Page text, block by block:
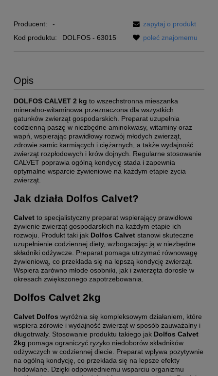
Producent:
-
Kod produktu:
DOLFOS - 63015
zapytaj o produkt
poleć znajomemu
Opis
DOLFOS CALVET 2 kg to wszechstronna mieszanka
mineralno-witaminowa przeznaczona dla wszystkich
gatunków zwierząt gospodarskich. Preparat uzupełnia
codzienną paszę w niezbędne aminokwasy, witaminy oraz
wapń, wspierając prawidłowy rozwój młodych zwierząt,
zdrowie samic karmiących i ciężarnych, a także wydajność
zwierząt rozpłodowych i krów dojnych. Regularne stosowanie
CALVET poprawia ogólną kondycję stada i zapewnia
optymalne wsparcie żywieniowe na każdym etapie życia
zwierząt.
Jak działa Dolfos Calvet?
Calvet to specjalistyczny preparat wspierający prawidłowe
żywienie zwierząt gospodarskich na każdym etapie ich
rozwoju. Produkt taki jak Dolfos Calvet stanowi skuteczne
uzupełnienie codziennej diety, wzbogacając ją w niezbędne
składniki odżywcze. Preparat pomaga utrzymać równowagę
żywieniową, co przekłada się na lepszą kondycję zwierząt.
Wspiera zarówno młode osobniki, jak i zwierzęta dorosłe w
okresach zwiększonego zapotrzebowania.
Dolfos Calvet 2kg
Calvet Dolfos wyróżnia się kompleksowym działaniem, które
wspiera zdrowie i wydajność zwierząt w sposób zauważalny i
długotrwały. Stosowanie produktu takiego jak Dolfos Calvet
2kg pomaga ograniczyć ryzyko niedoborów składników
odżywczych w codziennej diecie. Preparat wpływa pozytywnie
na ogólną kondycję, co przekłada się na lepsze efekty
hodowlane. Dzięki odpowiedniemu wsparciu organizmu